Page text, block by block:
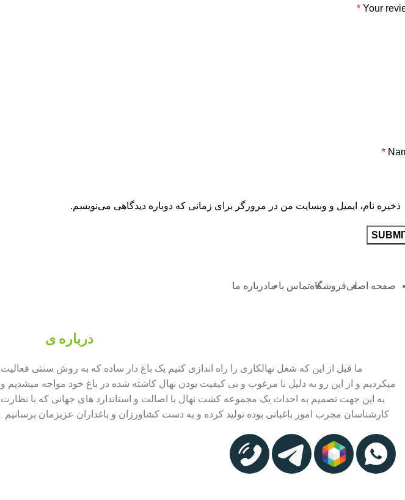
Your
*
*
ذخیره نام، ایمیل و وبسایت من در مرورگر برای زمانی که دوباره دیدگاهی می‌نویسم.
صفحه اصلیفروشگاهتماس با مادرباره ما
درباره ی
ما قبل از این که شغل نهالکاری را راه اندازی کنیم یک باغ دار ساده که به روش سنتی فعالیت
میکردیم و از این رو به دلیل نا مرغوب و بی کیفیت بودن نهال کاشته شده در باغ خود مواجه میشدیم و
به این جهت تصمیم به احداث یک مجموعه کشت نهال با اصالت و استاندارد های جهانی که با نظارت
کارشناسان مجرب امور باغبانی بوده تولید کرده و به دست کشاورزان و باغداران عزیزمان برسانیم .